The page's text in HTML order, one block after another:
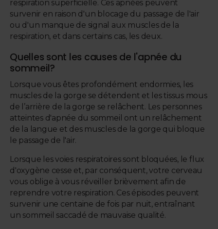
respiration superficielle. Ces apnées peuvent
survenir en raison d'un blocage du passage de l'air
ou d'un manque de signal aux muscles de la
respiration, et dans certains cas, les deux.
Quelles sont les causes de l'apnée du
sommeil?
Lorsque vous êtes profondément endormies, les
muscles de la gorge se détendent et les tissus mous
de l’arrière de la gorge se relâchent. Les personnes
atteintes d'apnée du sommeil ont un relâchement
de la langue et des muscles de la gorge qui bloque
le passage de l'air.
Lorsque les voies respiratoires sont bloquées, le flux
d'oxygène cesse et, par conséquent, votre cerveau
vous oblige à vous réveiller brièvement afin de
reprendre votre respiration. Ces épisodes peuvent
survenir une centaine de fois par nuit, entraînant
un sommeil saccadé de mauvaise qualité.